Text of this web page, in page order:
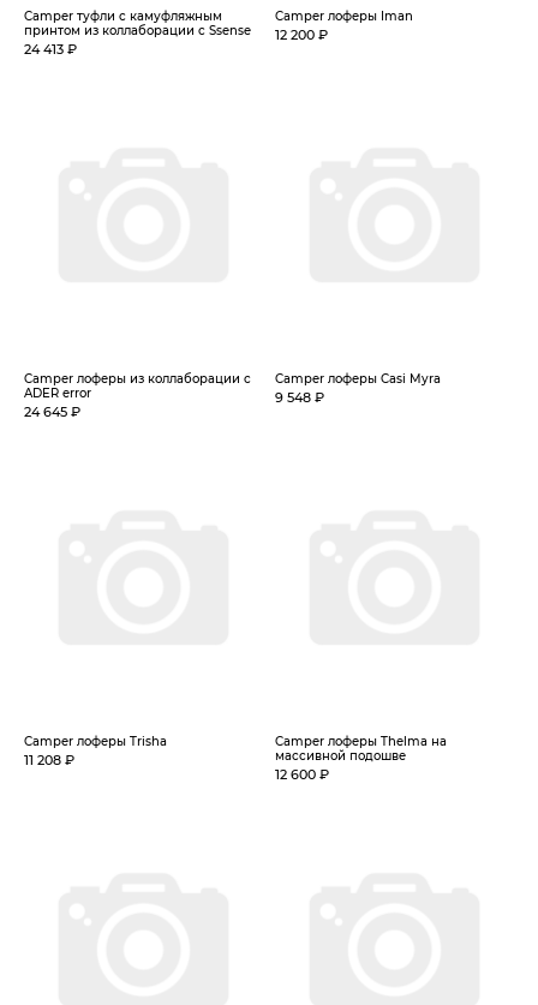
Camper туфли с камуфляжным
принтом из коллаборации с Ssense
24 413 ₽
Camper лоферы Iman
12 200 ₽
Camper лоферы из коллаборации с
ADER error
24 645 ₽
Camper лоферы Casi Myra
9 548 ₽
Camper лоферы Trisha
11 208 ₽
Camper лоферы Thelma на
массивной подошве
12 600 ₽